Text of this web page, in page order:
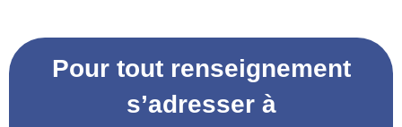
Pour tout renseignement
s’adresser à